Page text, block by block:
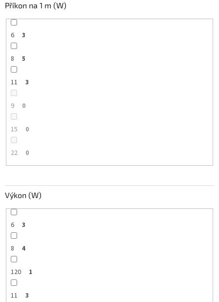
Příkon na 1 m (W)
6 3
8 5
11 3
9 0
15 0
22 0
Výkon (W)
6 3
8 4
120 1
11 3